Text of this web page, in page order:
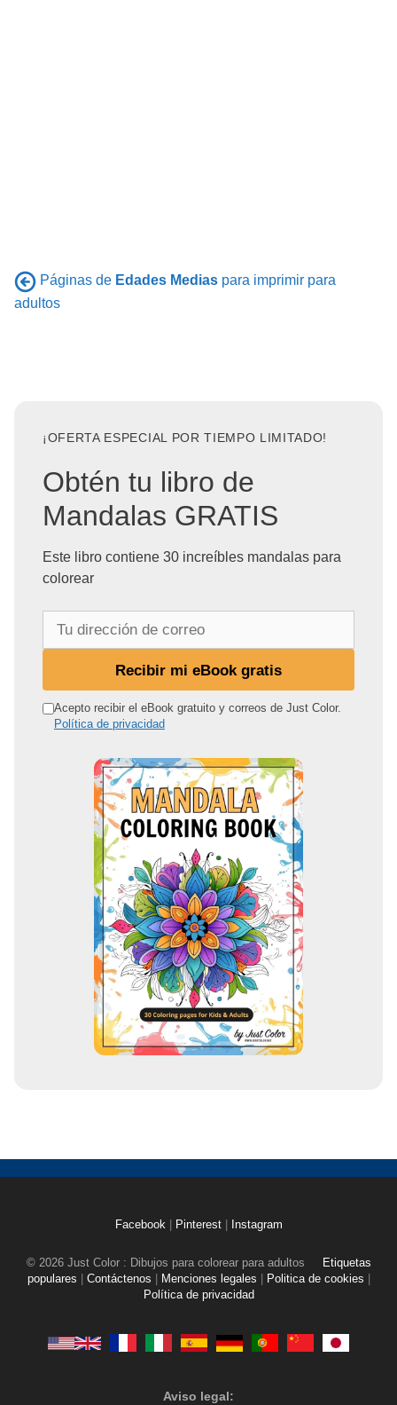
Páginas de Edades Medias para imprimir para
adultos
¡OFERTA ESPECIAL POR TIEMPO LIMITADO!
Obtén tu libro de
Mandalas GRATIS
Este libro contiene 30 increíbles mandalas para
colorear
r
Recibir mi eBook gratis
Acepto recibir el eBook gratuito y correos de Just Color.
Política de privacidad
Facebook Pinterest Instagram
© 2026 Just Color : Dibujos para colorear para adultos
Etiquetas
populares
Contáctenos Menciones legales Politica de cookies
Política de privacidad
Aviso legal: